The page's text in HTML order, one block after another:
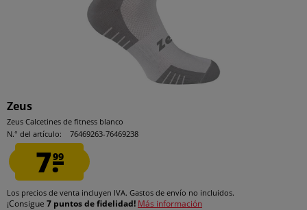
Zeus
Zeus Calcetines de fitness blanco
N.° del artículo:
76469263-76469238
7.99
Los precios de venta incluyen IVA. Gastos de envío no incluidos.
¡Consigue 7 puntos de fidelidad! Más información